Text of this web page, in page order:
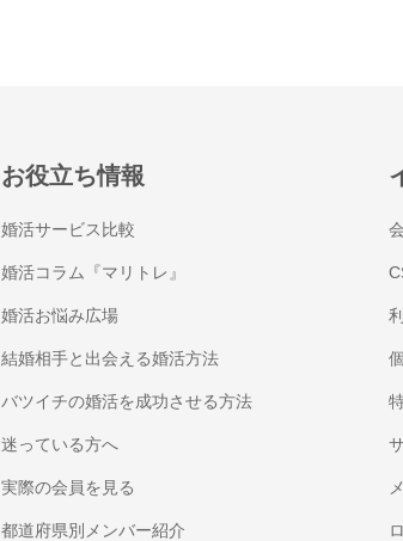
お役立ち情報
婚活サービス比較
婚活コラム『マリトレ』
婚活お悩み広場
結婚相手と出会える婚活方法
バツイチの婚活を成功させる方法
迷っている方へ
実際の会員を見る
都道府県別メンバー紹介